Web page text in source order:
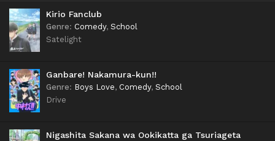
Kirio Fanclub
Genre: Comedy, School
Satelight
Ganbare! Nakamura-kun!!
Genre: Boys Love, Comedy, School
Drive
Nigashita Sakana wa Ookikatta ga Tsuriageta